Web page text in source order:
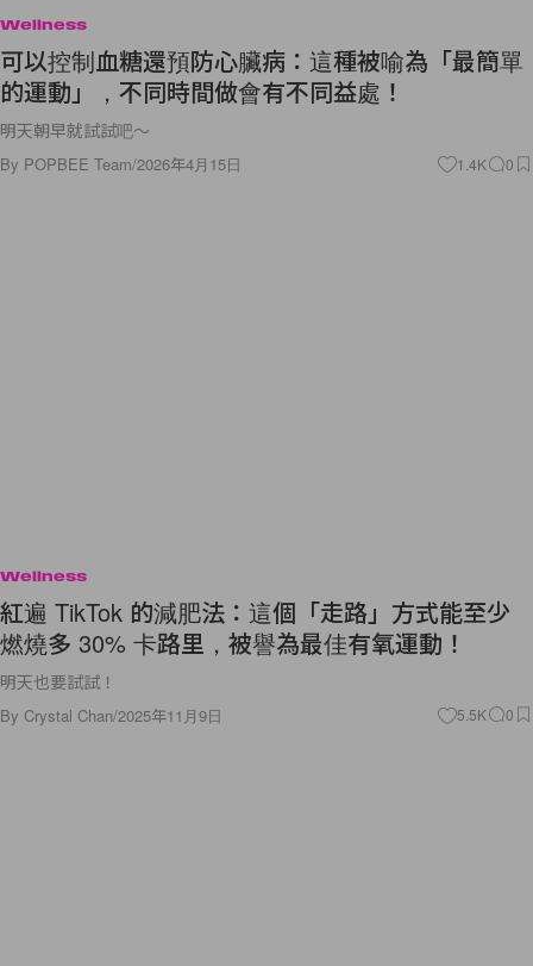
Wellness
可以控制血糖還預防心臟病：這種被喻為「最簡單
的運動」，不同時間做會有不同益處！
明天朝早就試試吧～
By POPBEE Team/2026年4月15日 1.4K 0
Wellness
紅遍 TikTok 的減肥法：這個「走路」方式能至少
燃燒多 30% 卡路里，被譽為最佳有氧運動！
明天也要試試！
By Crystal Chan/2025年11月9日 5.5K 0